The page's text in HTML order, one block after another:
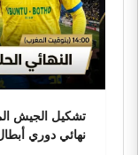
تشكيل الجيش
نهائي دوري أبطال أفريقيا